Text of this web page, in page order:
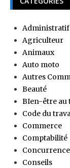
Administratif
Agriculteur
Animaux
Auto moto
Autres
Beauté
BIen-être au
Code du
Commerce
Comptabilité
Concurrence
Conseils